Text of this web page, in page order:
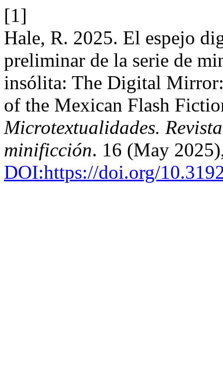
[1]
Hale, R. 2025. El espejo
preliminar de la serie de
insólita: The Digital
of the Mexican Flash
Microtextualidades.
minificción. 16 (May
DOI:https://doi.org/